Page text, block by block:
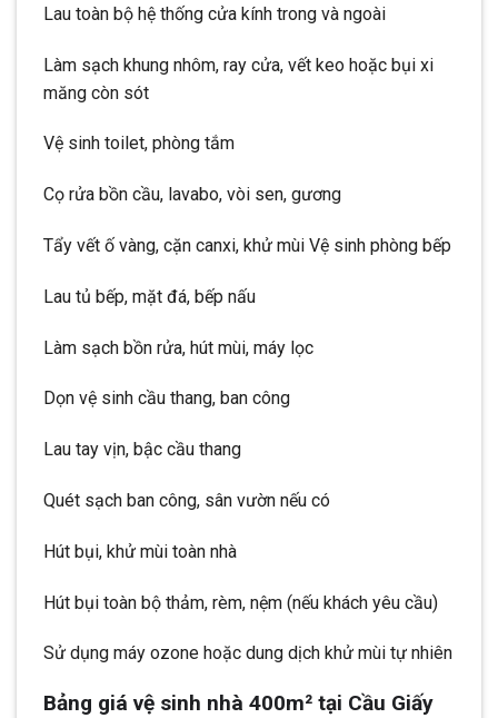
Lau toàn bộ hệ thống cửa kính trong và ngoài
Làm sạch khung nhôm, ray cửa, vết keo hoặc bụi xi
măng còn sót
Vệ sinh toilet, phòng tắm
Cọ rửa bồn cầu, lavabo, vòi sen, gương
Tẩy vết ố vàng, cặn canxi, khử mùi Vệ sinh phòng bếp
Lau tủ bếp, mặt đá, bếp nấu
Làm sạch bồn rửa, hút mùi, máy lọc
Dọn vệ sinh cầu thang, ban công
Lau tay vịn, bậc cầu thang
Quét sạch ban công, sân vườn nếu có
Hút bụi, khử mùi toàn nhà
Hút bụi toàn bộ thảm, rèm, nệm (nếu khách yêu cầu)
Sử dụng máy ozone hoặc dung dịch khử mùi tự nhiên
Bảng giá vệ sinh nhà 400m² tại Cầu Giấy